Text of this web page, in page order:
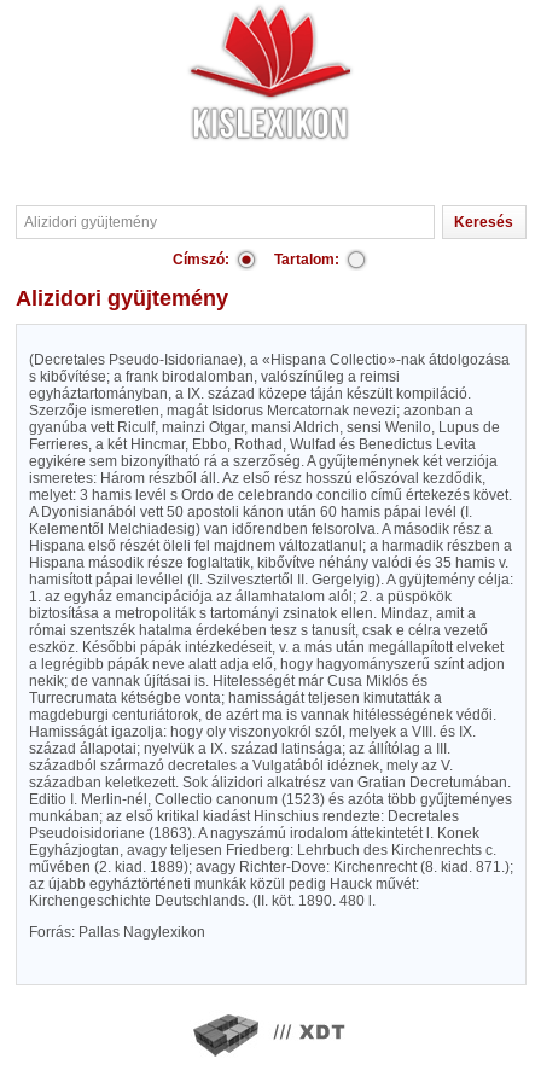
Címszó: Tartalom:
Alizidori gyüjtemény
(Decretales Pseudo-Isidorianae), a «Hispana Collectio»-nak átdolgozása
s kibővítése; a frank birodalomban, valószínűleg a reimsi
egyháztartományban, a IX. század közepe táján készült kompiláció.
Szerzője ismeretlen, magát Isidorus Mercatornak nevezi; azonban a
gyanúba vett Riculf, mainzi Otgar, mansi Aldrich, sensi Wenilo, Lupus de
Ferrieres, a két Hincmar, Ebbo, Rothad, Wulfad és Benedictus Levita
egyikére sem bizonyítható rá a szerzőség. A gyűjteménynek két verziója
ismeretes: Három részből áll. Az első rész hosszú előszóval kezdődik,
melyet: 3 hamis levél s Ordo de celebrando concilio című értekezés követ.
A Dyonisianából vett 50 apostoli kánon után 60 hamis pápai levél (I.
Kelementől Melchiadesig) van időrendben felsorolva. A második rész a
Hispana első részét öleli fel majdnem változatlanul; a harmadik részben a
Hispana második része foglaltatik, kibővítve néhány valódi és 35 hamis v.
hamisított pápai levéllel (II. Szilvesztertől II. Gergelyig). A gyüjtemény célja:
1. az egyház emancipációja az államhatalom alól; 2. a püspökök
biztosítása a metropoliták s tartományi zsinatok ellen. Mindaz, amit a
római szentszék hatalma érdekében tesz s tanusít, csak e célra vezető
eszköz. Későbbi pápák intézkedéseit, v. a más után megállapított elveket
a legrégibb pápák neve alatt adja elő, hogy hagyományszerű színt adjon
nekik; de vannak újításai is. Hitelességét már Cusa Miklós és
Turrecrumata kétségbe vonta; hamisságát teljesen kimutatták a
magdeburgi centuriátorok, de azért ma is vannak hitélességének védői.
Hamisságát igazolja: hogy oly viszonyokról szól, melyek a VIII. és IX.
század állapotai; nyelvük a IX. század latinsága; az állítólag a III.
századból származó decretales a Vulgatából idéznek, mely az V.
században keletkezett. Sok álizidori alkatrész van Gratian Decretumában.
Editio I. Merlin-nél, Collectio canonum (1523) és azóta több gyűjteményes
munkában; az első kritikal kiadást Hinschius rendezte: Decretales
Pseudoisidoriane (1863). A nagyszámú irodalom áttekintetét l. Konek
Egyházjogtan, avagy teljesen Friedberg: Lehrbuch des Kirchenrechts c.
művében (2. kiad. 1889); avagy Richter-Dove: Kirchenrecht (8. kiad. 871.);
az újabb egyháztörténeti munkák közül pedig Hauck művét:
Kirchengeschichte Deutschlands. (II. köt. 1890. 480 l.
Forrás: Pallas Nagylexikon